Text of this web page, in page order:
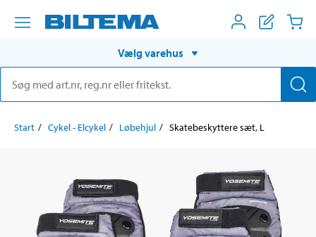
Vælg varehus
Start Cykel - Elcykel Løbehjul Skatebeskyttere sæt, L